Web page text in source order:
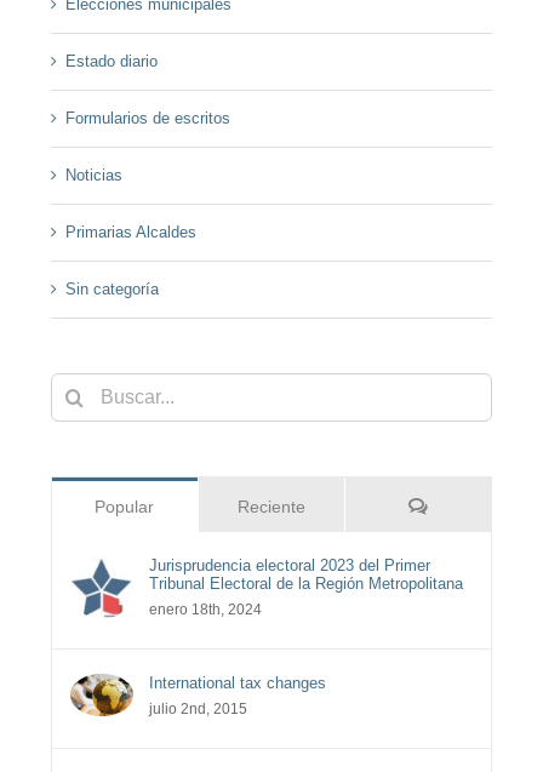
Elecciones municipales
Estado diario
Formularios de escritos
Noticias
Primarias Alcaldes
Sin categoría
Buscar:
Popular Reciente Comentarios
Jurisprudencia electoral 2023 del Primer
Tribunal Electoral de la Región Metropolitana
enero 18th, 2024
International tax changes
julio 2nd, 2015